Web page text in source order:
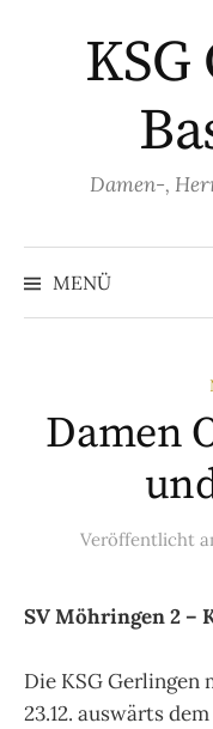
Damen-,
MENÜ
Damen
Veröffentlicht
SV Möhringen 2 –
Die KSG Gerlingen
23.12. auswärts